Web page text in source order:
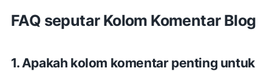
FAQ seputar Kolom Komentar Blog
1. Apakah kolom komentar penting untuk